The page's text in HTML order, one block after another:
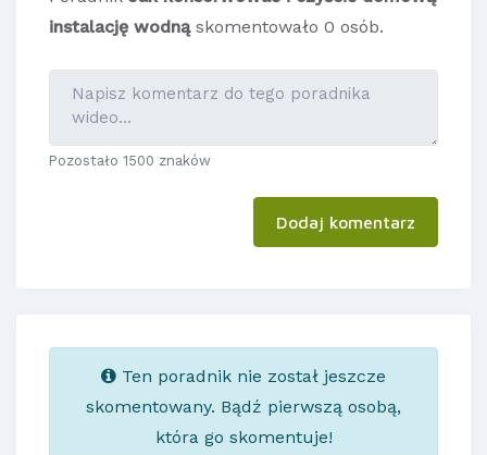
instalację wodnąskomentowało 0 osób.
Pozostało 1500 znaków
Dodaj komentarz
Ten poradnik nie został jeszcze
skomentowany. Bądź pierwszą osobą,
która go skomentuje!